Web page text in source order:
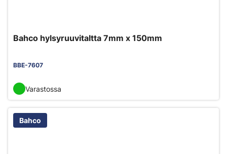
Bahco hylsyruuvitaltta 7mm x 150mm
BBE-7607
Varastossa
Bahco